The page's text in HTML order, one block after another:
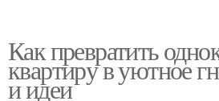
Как превратить
квартиру в уютное
и идеи